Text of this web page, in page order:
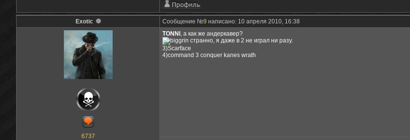
Exotic Сообщение №9 написано: 10 апреля 2010, 16:38
6737
TONNI , а как же андеркавер?
странно, я даже в 2 не играл ни разу.
3)Scarface
4)command 3 conquer kanes wrath